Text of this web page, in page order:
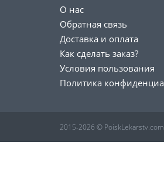
О нас
Обратная связь
Доставка и оплата
Как сделать заказ?
Условия пользования
Политика
2015-2026 © PoiskLekarstv.com